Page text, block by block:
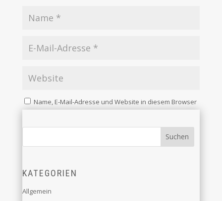
Name, E-Mail-Adresse und Website in diesem Browser
für meinen nächsten Kommentar speichern.
Kommentar abschicken
KATEGORIEN
Allgemein